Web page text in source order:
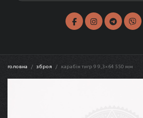
головна зброя карабін тигр 9 9,3×64 550 мм